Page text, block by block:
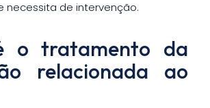
necessita de intervenção.
o tratamento da
relacionada ao